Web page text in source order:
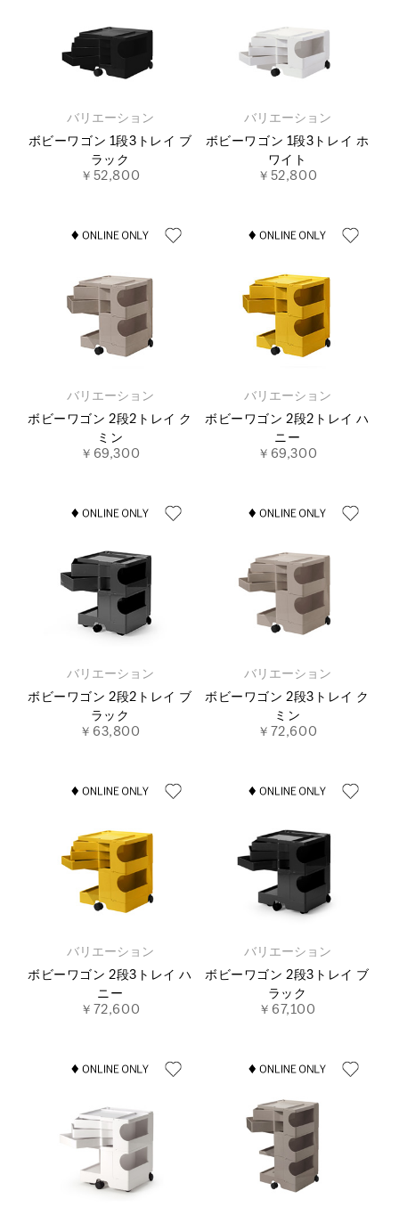
バリエーション
ボビーワゴン 1段3トレイ ブ
ラック
￥52,800
バリエーション
ボビーワゴン 1段3トレイ ホ
ワイト
￥52,800
バリエーション
ボビーワゴン 2段2トレイ ク
ミン
￥69,300
バリエーション
ボビーワゴン 2段2トレイ ハ
ニー
￥69,300
バリエーション
ボビーワゴン 2段2トレイ ブ
ラック
￥63,800
バリエーション
ボビーワゴン 2段3トレイ ク
ミン
￥72,600
バリエーション
ボビーワゴン 2段3トレイ ハ
ニー
￥72,600
バリエーション
ボビーワゴン 2段3トレイ ブ
ラック
￥67,100